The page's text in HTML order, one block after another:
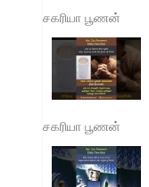
சகரியா பூணன்
சகரியா பூணன்